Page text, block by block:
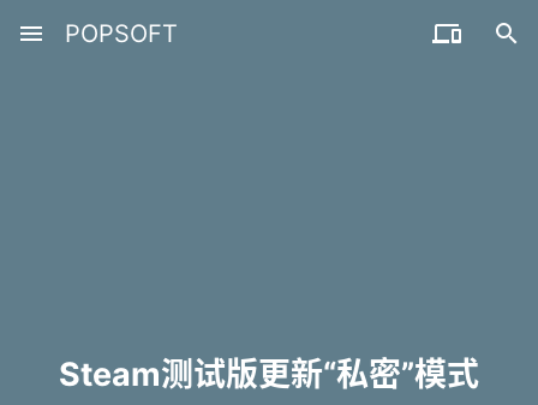
menu POPSOFT  
Steam测试版更新“私密”模式